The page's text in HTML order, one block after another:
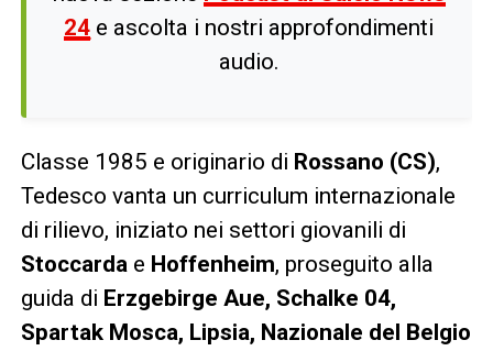
24 e ascolta i nostri approfondimenti
audio.
Classe 1985 e originario di Rossano (CS),
Tedesco vanta un curriculum internazionale
di rilievo, iniziato nei settori giovanili di
Stoccardae Hoffenheim, proseguito alla
guida di Erzgebirge Aue, Schalke 04,
Spartak Mosca, Lipsia, Nazionale del Belgio